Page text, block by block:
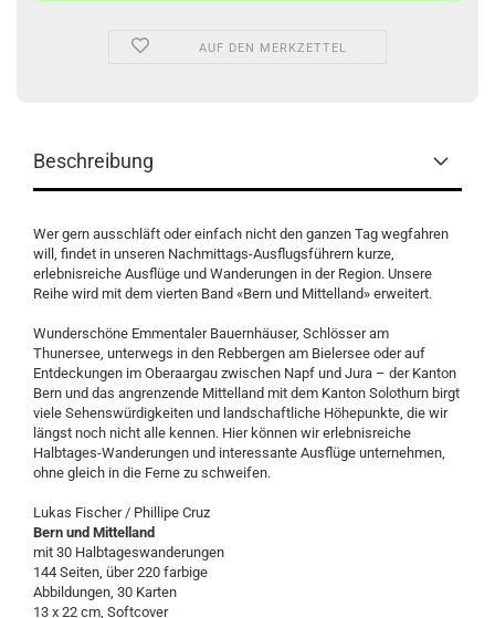
AUF DEN MERKZETTEL
Beschreibung
Wer gern ausschläft oder einfach nicht den ganzen Tag wegfahren
will, findet in unseren Nachmittags-Ausflugsführern kurze,
erlebnisreiche Ausflüge und Wanderungen in der Region. Unsere
Reihe wird mit dem vierten Band «Bern und Mittelland» erweitert.
Wunderschöne Emmentaler Bauernhäuser, Schlösser am
Thunersee, unterwegs in den Rebbergen am Bielersee oder auf
Entdeckungen im Oberaargau zwischen Napf und Jura – der Kanton
Bern und das angrenzende Mittelland mit dem Kanton Solothurn birgt
viele Sehenswürdigkeiten und landschaftliche Höhepunkte, die wir
längst noch nicht alle kennen. Hier können wir erlebnisreiche
Halbtages-Wanderungen und interessante Ausflüge unternehmen,
ohne gleich in die Ferne zu schweifen.
Lukas Fischer / Phillipe Cruz
Bern und Mittelland
mit 30 Halbtageswanderungen
144 Seiten, über 220 farbige
Abbildungen, 30 Karten
13 x 22 cm, Softcover